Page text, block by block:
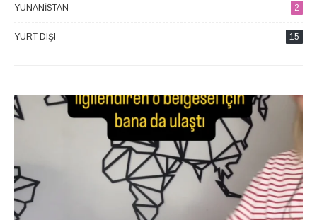
YUNANISTAN 2
YURT DIŞI 15